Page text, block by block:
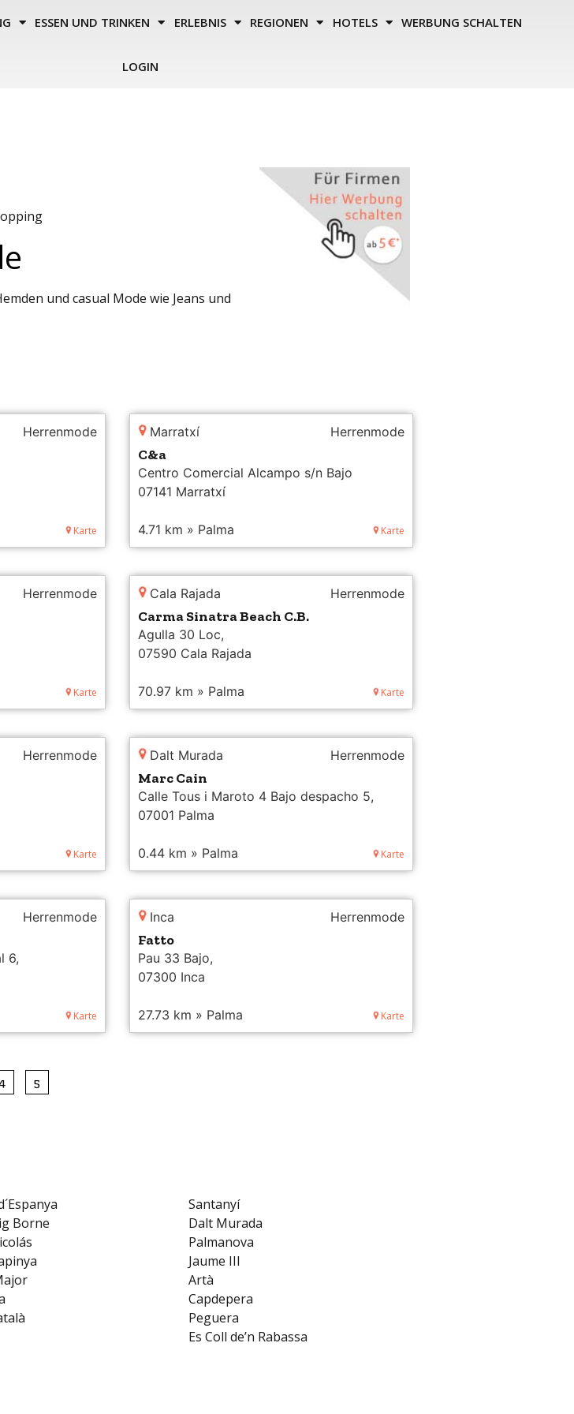
ESSEN UND TRINKEN ERLEBNIS REGIONEN HOTELS WERBUNG SCHALTEN
LOGIN
und casual Mode wie Jeans und
Herrenmode
Karte
Marratxí Herrenmode
C&a
Centro Comercial Alcampo s/n Bajo
Autopista Pm 27 3,
07141 Marratxí
4.71 km » Palma Karte
Herrenmode
Karte
Cala Rajada Herrenmode
Carma Sinatra Beach C.B.
Agulla 30 Loc,
07590 Cala Rajada
70.97 km » Palma Karte
Herrenmode
Karte
Dalt Murada Herrenmode
Marc Cain
Calle Tous i Maroto 4 Bajo despacho 5,
07001 Palma
0.44 km » Palma Karte
Herrenmode
6,
Karte
Inca Herrenmode
Fatto
Pau 33 Bajo,
07300 Inca
27.73 km » Palma Karte
5
Santanyí
Borne
Dalt Murada
Palmanova
Jaume III
Artà
Capdepera
Peguera
Es Coll de’n Rabassa